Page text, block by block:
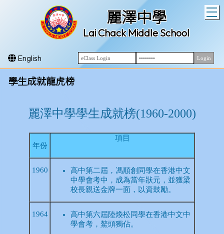
麗澤中學
Lai Chack Middle School
English
學生成就龍虎榜